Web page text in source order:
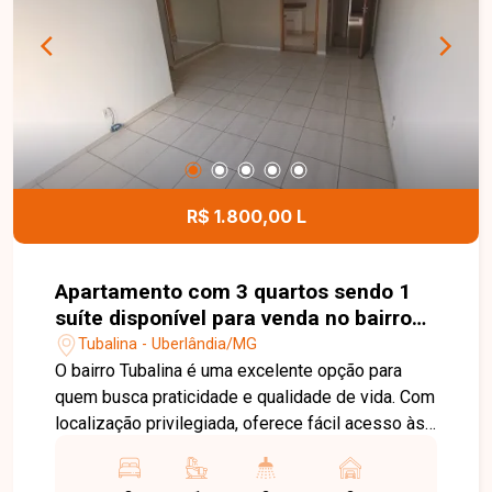
R$ 1.800,00 L
Apartamento com 3 quartos sendo 1
suíte disponível para venda no bairro
Tubalina em Uberlândia-MG
Tubalina - Uberlândia/MG
O bairro Tubalina é uma excelente opção para
quem busca praticidade e qualidade de vida. Com
localização privilegiada, oferece fácil acesso às
infraestrutura de comércios, supermercados,